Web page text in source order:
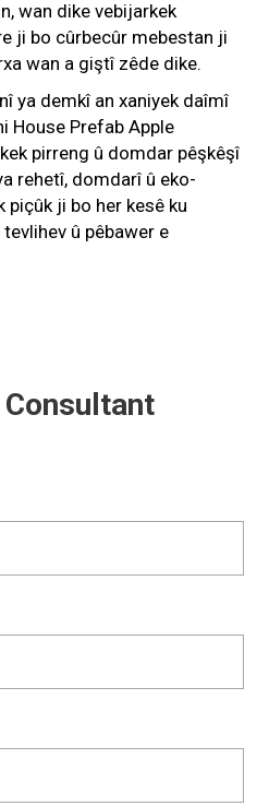
wan dike vebijarkek
ji bo cûrbecûr mebestan ji
wan a giştî zêde dike.
ya demkî an xaniyek daîmî
House Prefab Apple
pirreng û domdar pêşkêşî
rehetî, domdarî û eko-
piçûk ji bo her kesê ku
û pêbawer e